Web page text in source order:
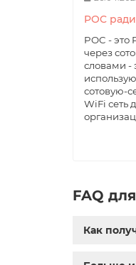
POC
POC - это
через
словами -
сотовую-
WiFi сеть
FAQ
Как